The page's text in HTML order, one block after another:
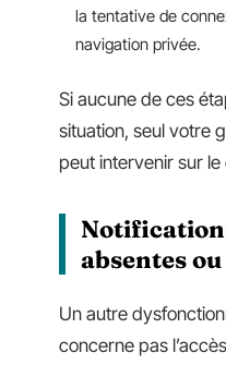
la tentative de
navigation privée.
Si aucune de ces
situation, seul votre
peut intervenir sur
absentes
Un autre
concerne pas